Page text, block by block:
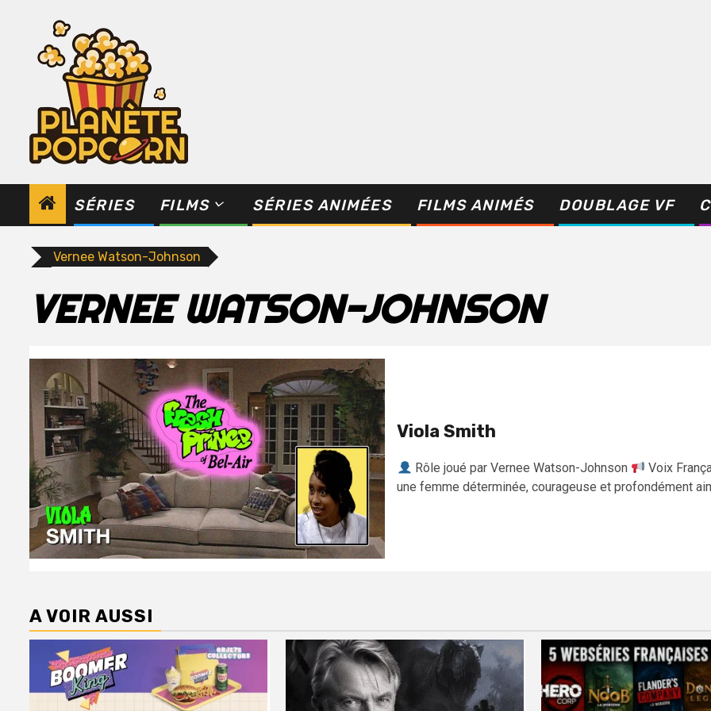
SÉRIES FILMS SÉRIES ANIMÉES FILMS ANIMÉS DOUBLAGE VF
Vernee Watson-Johnson
VERNEE WATSON-JOHNSON
Viola Smith
Rôle joué par Vernee Watson-Johnson
Voix
une femme déterminée, courageuse et profondément
A VOIR AUSSI